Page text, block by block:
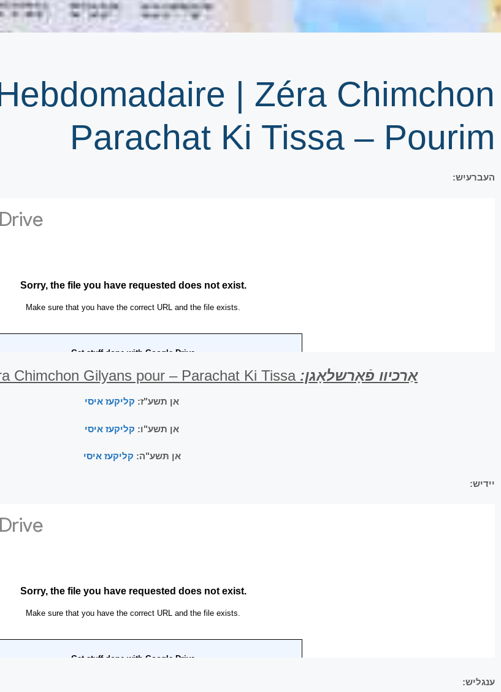
| Zéra Chimchon
Parachat Ki Tissa – Pourim
העברעיִש:
אַרכיוו פֿאָרשלאָגן: Pour voir précédent Zéra Chimchon Gilyans pour – Parachat Ki Tissa
אן תשע"ז: קליקעז איסי
אן תשע"ו: קליקעז איסי
אן תּשע"ה: קליקעז איסי
יידיש:
ענגליש: